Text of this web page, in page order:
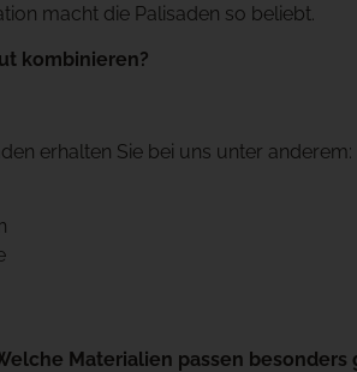
macht die Palisaden so beliebt.
kombinieren?
erhalten Sie bei uns unter anderem:
Materialien passen besonders